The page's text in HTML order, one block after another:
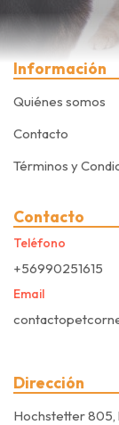
Información
Quiénes somos
Contacto
Términos y
Contacto
Teléfono
+56990251615
Email
Dirección
Hochstetter 805,